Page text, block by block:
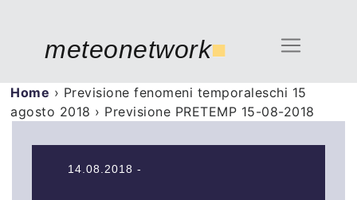
meteonetwork■
Home › Previsione fenomeni temporaleschi 15
agosto 2018 › Previsione PRETEMP 15-08-2018
14.08.2018 -